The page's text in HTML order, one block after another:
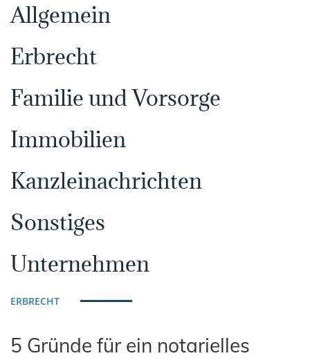
Allgemein
Erbrecht
Familie und Vorsorge
Immobilien
Kanzleinachrichten
Sonstiges
Unternehmen
ERBRECHT
5 Gründe für ein notarielles